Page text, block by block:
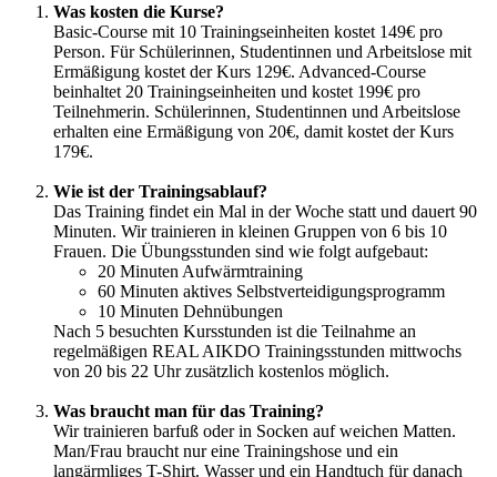
Was kosten die Kurse?
Basic-Course mit 10 Trainingseinheiten kostet 149€ pro
Person. Für Schülerinnen, Studentinnen und Arbeitslose mit
Ermäßigung kostet der Kurs 129€. Advanced-Course
beinhaltet 20 Trainingseinheiten und kostet 199€ pro
Teilnehmerin. Schülerinnen, Studentinnen und Arbeitslose
erhalten eine Ermäßigung von 20€, damit kostet der Kurs
179€.
Wie ist der Trainingsablauf?
Das Training findet ein Mal in der Woche statt und dauert 90
Minuten. Wir trainieren in kleinen Gruppen von 6 bis 10
Frauen. Die Übungsstunden sind wie folgt aufgebaut:
20 Minuten Aufwärmtraining
60 Minuten aktives Selbstverteidigungsprogramm
10 Minuten Dehnübungen
Nach 5 besuchten Kursstunden ist die Teilnahme an
regelmäßigen REAL AIKDO Trainingsstunden mittwochs
von 20 bis 22 Uhr zusätzlich kostenlos möglich.
Was braucht man für das Training?
Wir trainieren barfuß oder in Socken auf weichen Matten.
Man/Frau braucht nur eine Trainingshose und ein
langärmliges T-Shirt. Wasser und ein Handtuch für danach